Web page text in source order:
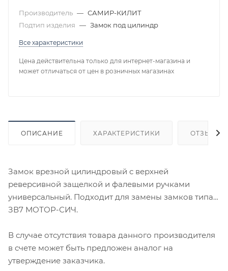
Производитель — САМИР-КИЛИТ
Подтип изделия — Замок под цилиндр
Все характеристики
Цена действительна только для интернет-магазина и
может отличаться от цен в розничных магазинах
ОПИСАНИЕ ХАРАКТЕРИСТИКИ ОТЗЫВЫ
Замок врезной цилиндровый с верхней
реверсивной защелкой и фалевыми ручками
универсальный. Подходит для замены замков типа
ЗВ7 МОТОР-СИЧ.
В случае отсутствия товара данного производителя
в счете может быть предложен аналог на
утверждение заказчика.